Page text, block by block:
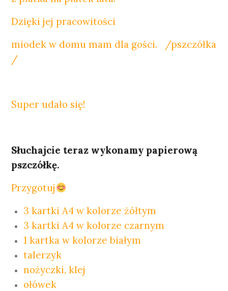
Dzięki jej pracowitości
miodek w domu mam dla gości. /pszczółka
/
Super udało się!
Słuchajcie teraz wykonamy papierową
pszczółkę.
Przygotuj
3 kartki A4 w kolorze żółtym
3 kartki A4 w kolorze czarnym
1 kartka w kolorze białym
talerzyk
nożyczki, klej
ołówek